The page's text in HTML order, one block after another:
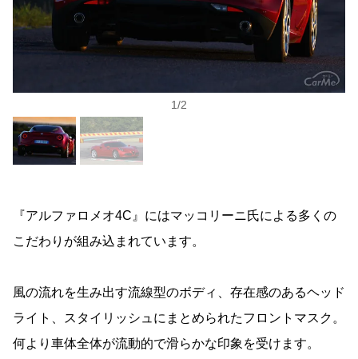
1/2
『アルファロメオ4C』にはマッコリーニ氏による多くの
こだわりが組み込まれています。
風の流れを生み出す流線型のボディ、存在感のあるヘッド
ライト、スタイリッシュにまとめられたフロントマスク。
何より車体全体が流動的で滑らかな印象を受けます。